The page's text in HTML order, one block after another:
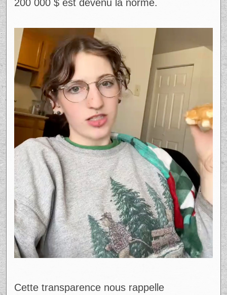
intégralement.​
Le cri de @yunglunchl8y résonne
particulièrement chez les jeunes adultes qui
se reconnaissent dans cet étau financier.
Plus qu’un simple chiffre, cette dette
représente une pression constante, une
source d’anxiété et parfois même un frein à
leurs projets de vie comme l’achat d’une
maison ou la constitution d’une épargne.
Plusieurs commentaires sous sa vidéo
partagent des expériences similaires, où
l’endettement de plus de 100 000 $ voire
200 000 $ est devenu la norme.​